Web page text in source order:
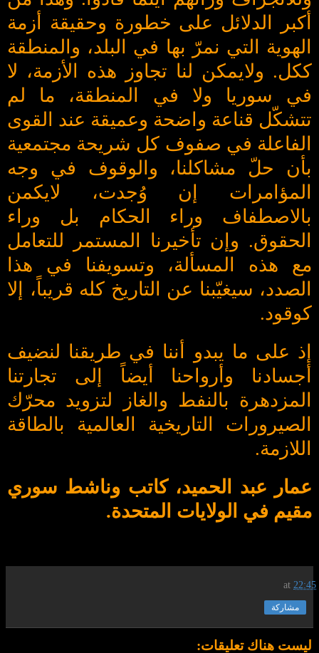
أكبر الدلائل على خطورة وحقيقة أزمة
الهوية التي نمرّ بها في البلد، والمنطقة
ككل. ولايمكن لنا تجاوز هذه الأزمة، لا
في سوريا ولا في المنطقة، ما لم
تتشكّل قناعة واضحة وعميقة عند القوى
الفاعلة في صفوف كل شريحة مجتمعية
بأن حلّ مشاكلنا، والوقوف في وجه
المؤامرات إن وُجدت، لايكمن
بالاصطفاف وراء الحكام بل وراء
الحقوق. وإن تأخيرنا المستمر للتعامل
مع هذه المسألة، وتسويفنا في هذا
الصدد، سيغيّبنا عن التاريخ كله قريباً، إلا
كوقود.
إذ على ما يبدو أننا في طريقنا لنضيف
أجسادنا وأرواحنا أيضاً إلى تجارتنا
المزدهرة بالنفط والغاز لتزويد محرّك
الصيرورات التاريخية العالمية بالطاقة
اللازمة.
عمار عبد الحميد، كاتب وناشط سوري
مقيم في الولايات المتحدة.
at22:45
مشاركة
ليست هناك تعليقات: